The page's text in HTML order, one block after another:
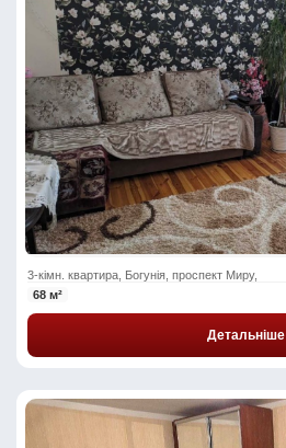
3-кімн. квартира, Богунія, проспект Миру,
68 м²
Детальніше